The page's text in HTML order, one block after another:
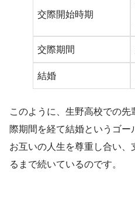
交際開始時期
交際期間
結婚
このように、生野高校での
際期間を経て結婚というゴー
お互いの人生を尊重し合い
るまで続いているのです。